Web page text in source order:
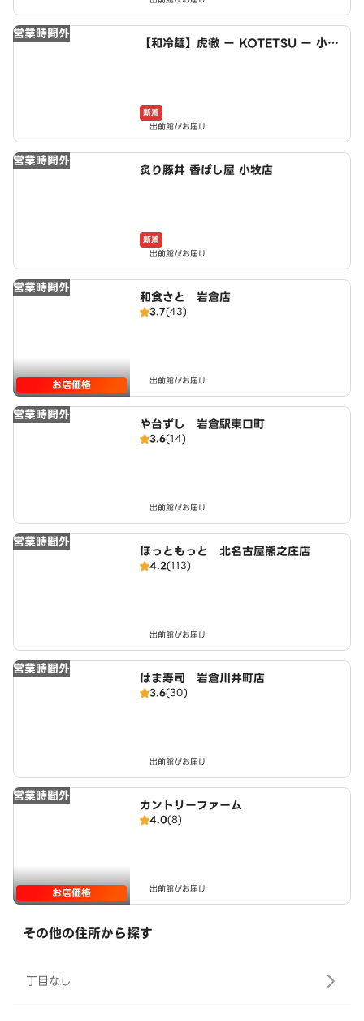
営業時間外
【和冷麺】虎徹 ー KOTETSU ー 小牧
新着
出前館がお届け
営業時間外
炙り豚丼 香ばし屋 小牧店
新着
出前館がお届け
営業時間外
お店価格
和食さと 岩倉店
3.7(43)
出前館がお届け
営業時間外
や台ずし 岩倉駅東口町
3.6(14)
出前館がお届け
営業時間外
ほっともっと 北名古屋熊之庄店
4.2(113)
出前館がお届け
営業時間外
はま寿司 岩倉川井町店
3.6(30)
出前館がお届け
営業時間外
お店価格
カントリーファーム
4.0(8)
出前館がお届け
その他の住所から探す
丁目なし